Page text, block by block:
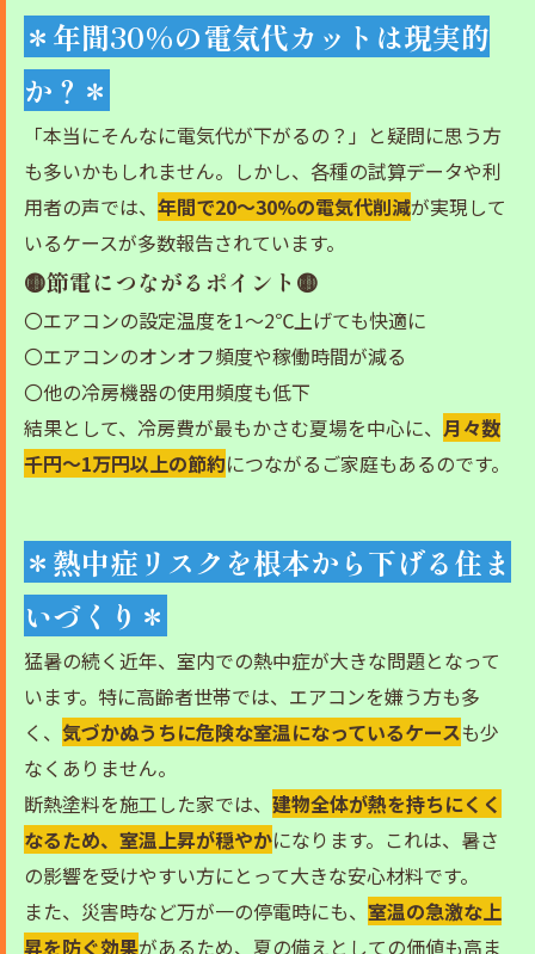
＊年間30%の電気代カットは現実的
か？＊
「本当にそんなに電気代が下がるの？」と疑問に思う方
も多いかもしれません。しかし、各種の試算データや利
用者の声では、 年間で20〜30%の電気代削減が実現して
いるケースが多数報告されています。
🟡節電につながるポイント🟡
〇エアコンの設定温度を1〜2℃上げても快適に
〇エアコンのオンオフ頻度や稼働時間が減る
〇他の冷房機器の使用頻度も低下
結果として、冷房費が最もかさむ夏場を中心に、 月々数
千円〜1万円以上の節約につながるご家庭もあるのです。
＊熱中症リスクを根本から下げる住ま
いづくり＊
猛暑の続く近年、室内での熱中症が大きな問題となって
います。特に高齢者世帯では、エアコンを嫌う方も多
く、 気づかぬうちに危険な室温になっているケースも少
なくありません。
断熱塗料を施工した家では、 建物全体が熱を持ちにくく
なるため、室温上昇が穏やかになります。これは、暑さ
の影響を受けやすい方にとって大きな安心材料です。
また、災害時など万が一の停電時にも、 室温の急激な上
昇を防ぐ効果があるため、夏の備えとしての価値も高ま